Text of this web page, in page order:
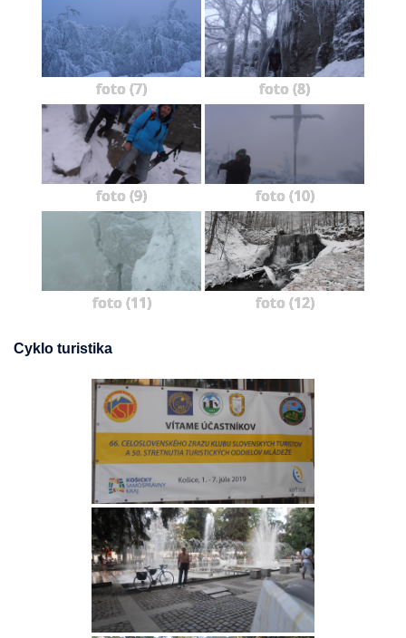
foto (7) foto (8)
foto (9) foto (10)
foto (11) foto (12)
Cyklo turistika